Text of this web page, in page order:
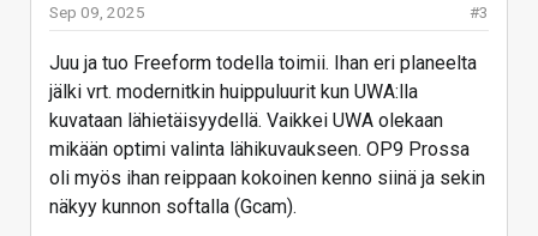
freeform-linssissä. Tulevaisuuden kehityskohteita
ovat lisäksi mm. 140 asteen panoraamakamera ja
viiveettömän tarkennuksen mahdollistava T-
linssitekniikka."
Vastaa
#3
Sep 09, 2025
Juu ja tuo Freeform todella toimii. Ihan eri planeelta
jälki vrt. modernitkin huippuluurit kun UWA:lla
kuvataan lähietäisyydellä. Vaikkei UWA olekaan
mikään optimi valinta lähikuvaukseen. OP9 Prossa
oli myös ihan reippaan kokoinen kenno siinä ja sekin
näkyy kunnon softalla (Gcam).